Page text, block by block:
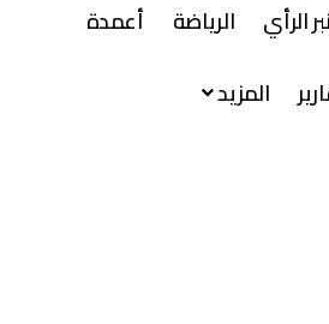
الرأي الرياضة
أعمدة
المزيد